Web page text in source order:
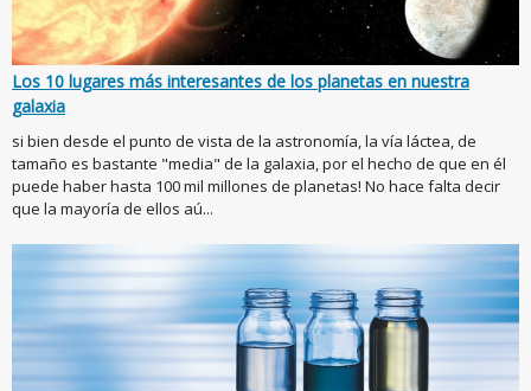
Los 10 lugares más interesantes de los planetas en nuestra
galaxia
si bien desde el punto de vista de la astronomía, la vía láctea, de
tamaño es bastante "media" de la galaxia, por el hecho de que en él
puede haber hasta 100 mil millones de planetas! No hace falta decir
que la mayoría de ellos aú...